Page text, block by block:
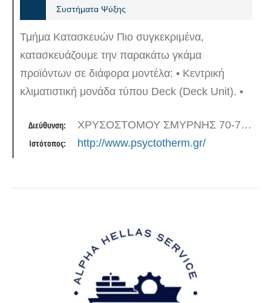
Συστήματα Ψύξης
Τμήμα Κατασκευών Πιο συγκεκριμένα,
κατασκευάζουμε την παρακάτω γκάμα
προϊόντων σε διάφορα μοντέλα: • Κεντρική
κλιματιστική μονάδα τύπου Deck (Deck Unit). •
(Packaged Air Condition Unit)( NEW –
ανασχεδιασμένο…
Διεύθυνση: ΧΡΥΣΟΣΤΟΜΟΥ ΣΜΥΡΝΗΣ 70-72, 18540 ΠΕΙΡΑΙΑΣ
Ιστότοπος: http://www.psyctotherm.gr/